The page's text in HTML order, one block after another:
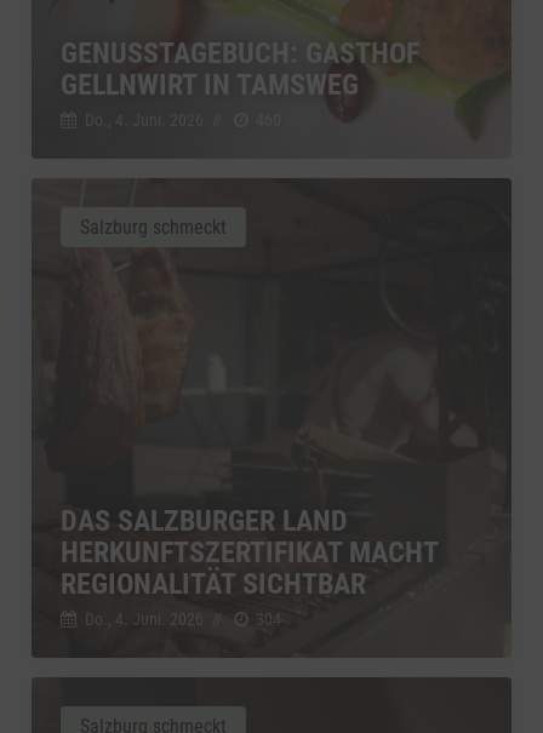
GENUSSTAGEBUCH: GASTHOF
GELLNWIRT IN TAMSWEG
DAS SALZBURGER LAND
HERKUNFTSZERTIFIKAT MACHT
REGIONALITÄT SICHTBAR
Do., 4. Juni. 2026 // 304
Salzburg schmeckt
Salzburg schmeckt